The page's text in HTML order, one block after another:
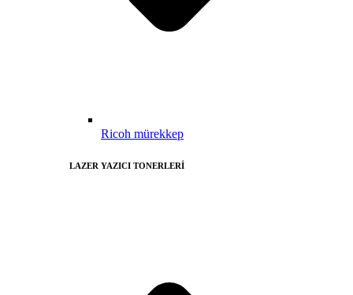
Ricoh mürekkep
LAZER YAZICI TONERLERİ